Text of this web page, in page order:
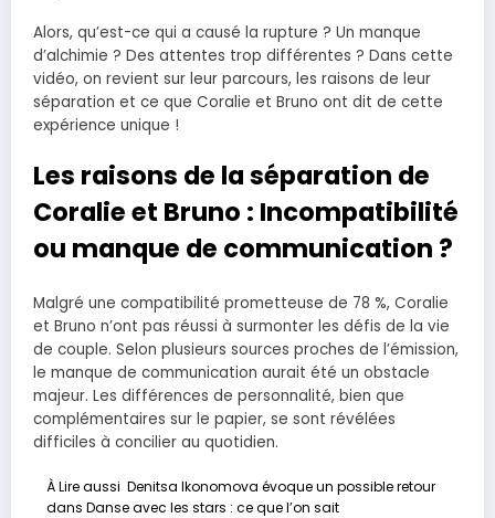
Alors, qu’est-ce qui a causé la rupture ? Un manque
d’alchimie ? Des attentes trop différentes ? Dans cette
vidéo, on revient sur leur parcours, les raisons de leur
séparation et ce que Coralie et Bruno ont dit de cette
expérience unique !
Les raisons de la séparation de
Coralie et Bruno : Incompatibilité
ou manque de communication ?
Malgré une compatibilité prometteuse de 78 %, Coralie
et Bruno n’ont pas réussi à surmonter les défis de la vie
de couple. Selon plusieurs sources proches de l’émission,
le manque de communication aurait été un obstacle
majeur. Les différences de personnalité, bien que
complémentaires sur le papier, se sont révélées
difficiles à concilier au quotidien.
À Lire aussi Denitsa Ikonomova évoque un possible retour
dans Danse avec les stars : ce que l’on sait